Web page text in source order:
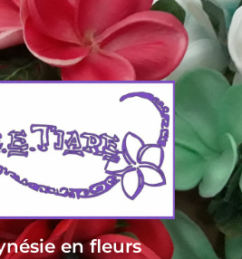
- Frais de livraison offert dès 85
dès 150 euros pour le reste du monde
en fleurs